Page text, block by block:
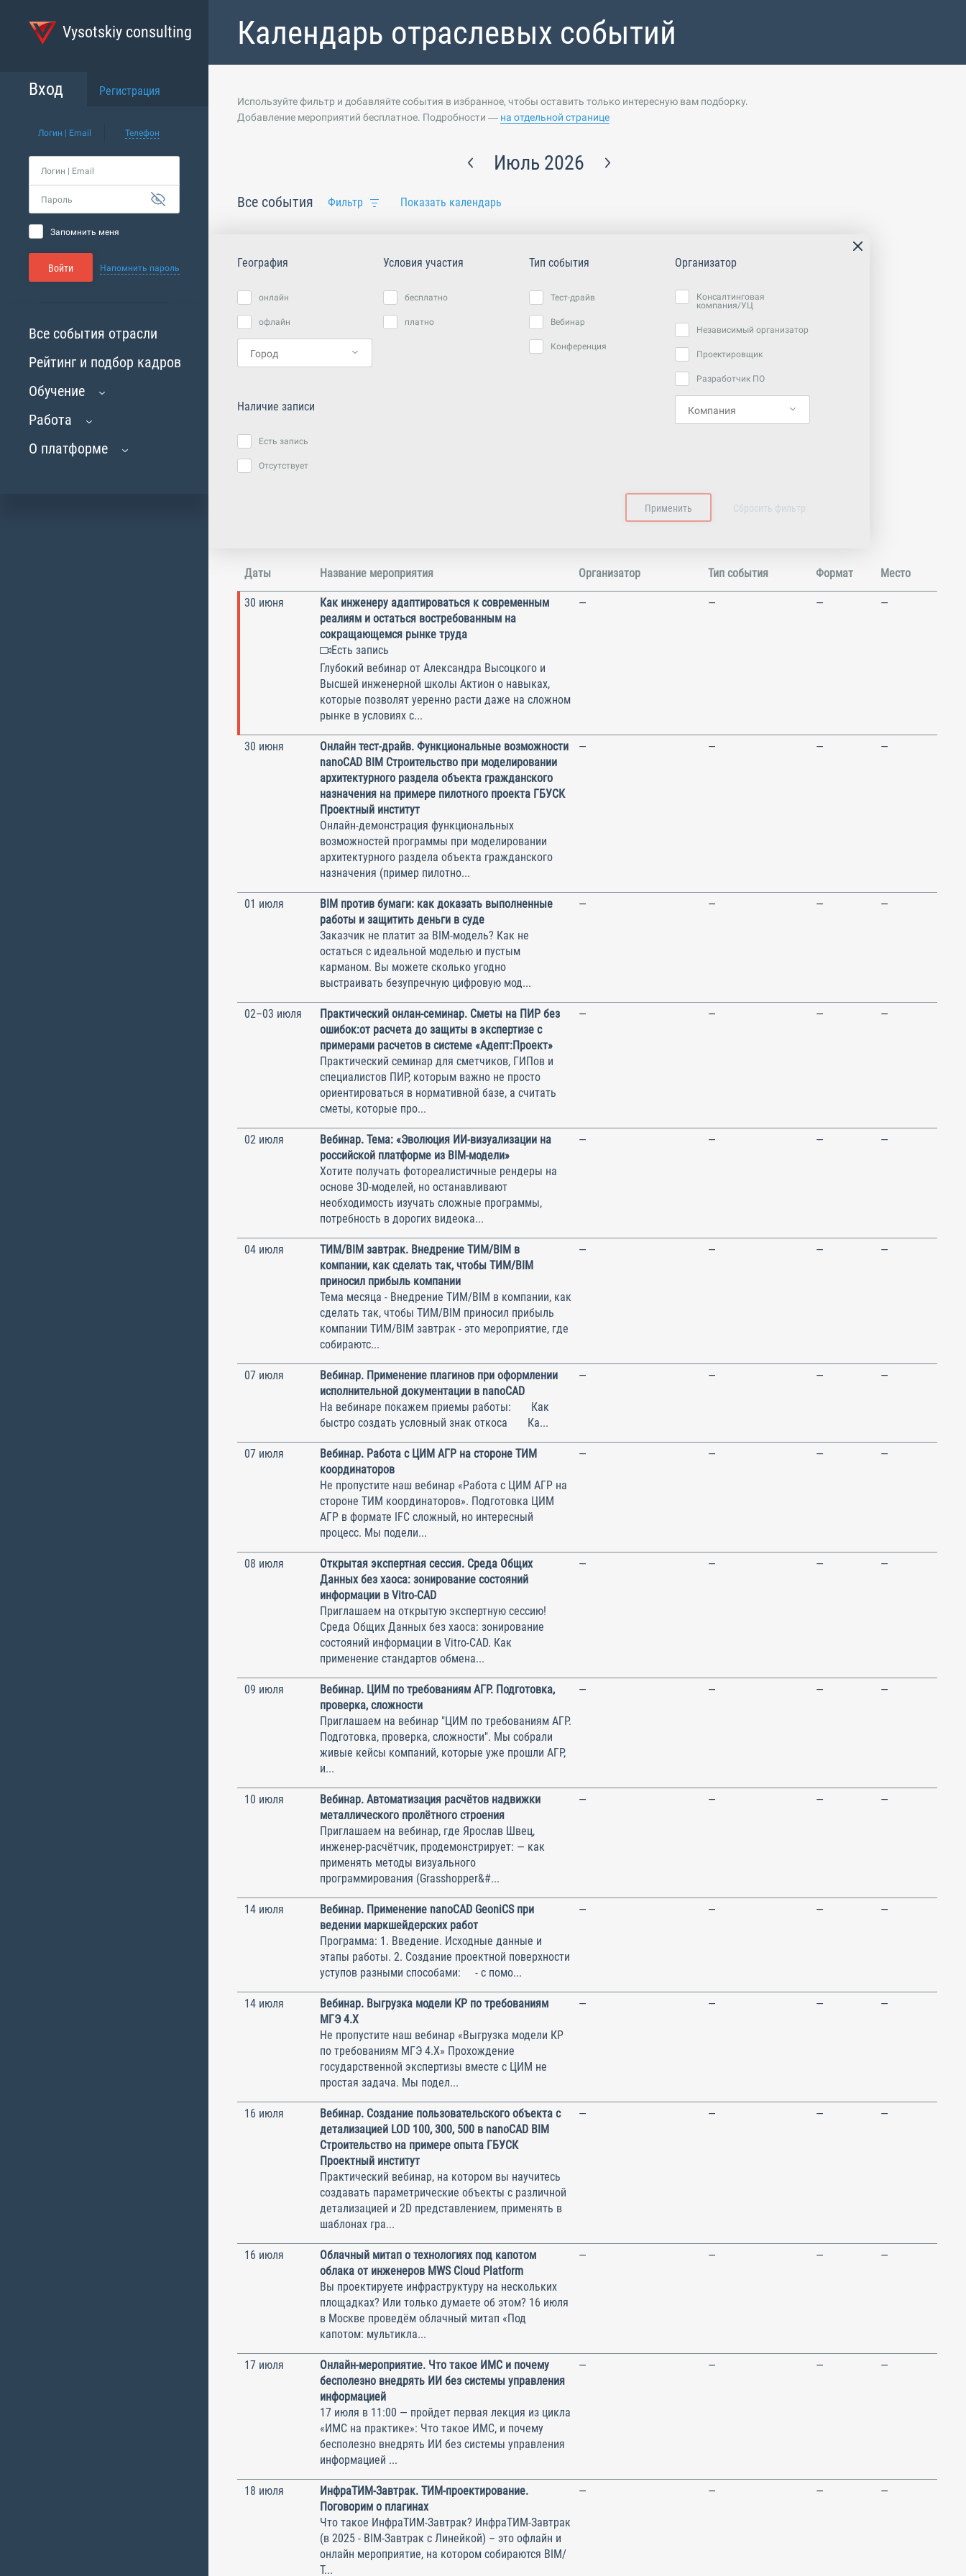
Vysotskiy consulting
Вход Регистрация
Логин | Email Телефон
Логин | Email
Пароль
Запомнить меня
Войти Напомнить пароль
Все события отрасли
Рейтинг и подбор кадров
Обучение
Работа
О платформе
Календарь отраслевых событий
Используйте фильтр и добавляйте события в избранное, чтобы оставить только интересную вам подборку.
Добавление мероприятий бесплатное. Подробности — на отдельной странице
Июль 2026
Все события Фильтр Показать календарь
География
онлайн
офлайн
Наличие записи
Есть запись
Отсутствует
Условия участия
бесплатно
платно
Тип события
Тест-драйв
Вебинар
Конференция
Организатор
Консалтинговая
компания/УЦ
Независимый организатор
Проектировщик
Разработчик ПО
Даты Название мероприятия Организатор Тип события Формат Место
30 июня
Как инженеру адаптироваться к современным
реалиям и остаться востребованным на
сокращающемся рынке труда
Есть запись
Глубокий вебинар от Александра Высоцкого и
Высшей инженерной школы Актион о навыках,
которые позволят уеренно расти даже на сложном
рынке в условиях с...
— — — —
30 июня
Онлайн тест-драйв. Функциональные возможности
nanoCAD BIM Строительство при моделировании
архитектурного раздела объекта гражданского
назначения на примере пилотного проекта ГБУСК
Проектный институт
Онлайн-демонстрация функциональных
возможностей программы при моделировании
архитектурного раздела объекта гражданского
назначения (пример пилотно...
— — — —
01 июля
BIM против бумаги: как доказать выполненные
работы и защитить деньги в суде
Заказчик не платит за BIM-модель? Как не
остаться с идеальной моделью и пустым
карманом. Вы можете сколько угодно
выстраивать безупречную цифровую мод...
— — — —
02–03 июля
Практический онлан-семинар. Сметы на ПИР без
ошибок:от расчета до защиты в экспертизе с
примерами расчетов в системе «Адепт:Проект»
Практический семинар для сметчиков, ГИПов и
специалистов ПИР, которым важно не просто
ориентироваться в нормативной базе, а считать
сметы, которые про...
— — — —
02 июля
Вебинар. Тема: «Эволюция ИИ-визуализации на
российской платформе из BIM-модели»
Хотите получать фотореалистичные рендеры на
основе 3D-моделей, но останавливают
необходимость изучать сложные программы,
потребность в дорогих видеока...
— — — —
04 июля
ТИМ/BIM завтрак. Внедрение ТИМ/BIM в
компании, как сделать так, чтобы ТИМ/BIM
приносил прибыль компании
Тема месяца - Внедрение ТИМ/BIM в компании, как
сделать так, чтобы ТИМ/BIM приносил прибыль
компании ТИМ/BIM завтрак - это мероприятие, где
собираютс...
— — — —
07 июля
Вебинар. Применение плагинов при оформлении
исполнительной документации в nanoCAD
На вебинаре покажем приемы работы: Как
быстро создать условный знак откоса Ка...
— — — —
07 июля
Вебинар. Работа с ЦИМ АГР на стороне ТИМ
координаторов
Не пропустите наш вебинар «Работа с ЦИМ АГР на
стороне ТИМ координаторов». Подготовка ЦИМ
АГР в формате IFC сложный, но интересный
процесс. Мы подели...
— — — —
08 июля
Открытая экспертная сессия. Среда Общих
Данных без хаоса: зонирование состояний
информации в Vitro-CAD
Приглашаем на открытую экспертную сессию!
Среда Общих Данных без хаоса: зонирование
состояний информации в Vitro-CAD. Как
применение стандартов обмена...
— — — —
09 июля
Вебинар. ЦИМ по требованиям АГР. Подготовка,
проверка, сложности
Приглашаем на вебинар "ЦИМ по требованиям АГР.
Подготовка, проверка, сложности". Мы собрали
живые кейсы компаний, которые уже прошли АГР,
и...
— — — —
10 июля
Вебинар. Автоматизация расчётов надвижки
металлического пролётного строения
Приглашаем на вебинар, где Ярослав Швец,
инженер-расчётчик, продемонстрирует: — как
применять методы визуального
программирования (Grasshopper&#...
— — — —
14 июля
Вебинар. Применение nanoCAD GeoniCS при
ведении маркшейдерских работ
Программа: 1. Введение. Исходные данные и
этапы работы. 2. Создание проектной поверхности
уступов разными способами: - с помо...
— — — —
14 июля
Вебинар. Выгрузка модели КР по требованиям
МГЭ 4.Х
Не пропустите наш вебинар «Выгрузка модели КР
по требованиям МГЭ 4.Х» Прохождение
государственной экспертизы вместе с ЦИМ не
простая задача. Мы подел...
— — — —
16 июля
Вебинар. Создание пользовательского объекта с
детализацией LOD 100, 300, 500 в nanoCAD BIM
Строительство на примере опыта ГБУСК
Проектный институт
Практический вебинар, на котором вы научитесь
создавать параметрические объекты с различной
детализацией и 2D представлением, применять в
шаблонах гра...
— — — —
16 июля
Облачный митап о технологиях под капотом
облака от инженеров MWS Cloud Platform
Вы проектируете инфраструктуру на нескольких
площадках? Или только думаете об этом? 16 июля
в Москве проведём облачный митап «Под
капотом: мультикла...
— — — —
17 июля
Онлайн-мероприятие. Что такое ИМС и почему
бесполезно внедрять ИИ без системы управления
информацией
17 июля в 11:00 — пройдет первая лекция из цикла
«ИМС на практике»: Что такое ИМС, и почему
бесполезно внедрять ИИ без системы управления
информацией ...
— — — —
18 июля
ИнфраТИМ-Завтрак. ТИМ-проектирование.
Поговорим о плагинах
Что такое ИнфраТИМ-Завтрак? ИнфраТИМ-Завтрак
(в 2025 - BIM-Завтрак с Линейкой) – это офлайн и
онлайн мероприятие, на котором собираются BIM/
Т...
— — — —